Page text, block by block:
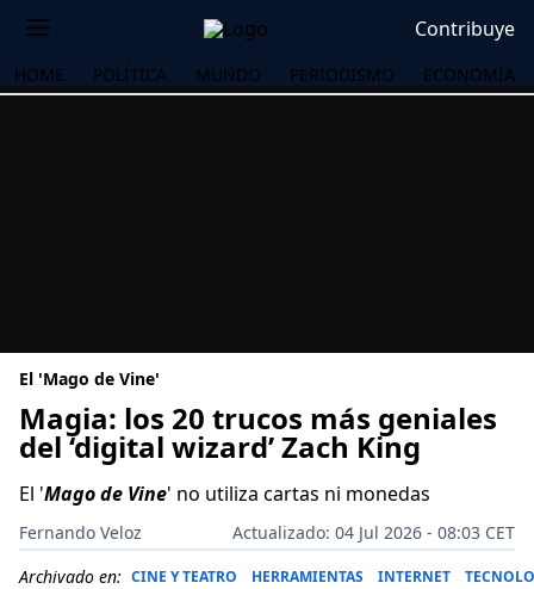
Contribuye
HOME POLÍTICA MUNDO PERIODISMO ECONOMÍA
El 'Mago de Vine'
Magia: los 20 trucos más geniales
del ‘digital wizard’ Zach King
El 'Mago de Vine' no utiliza cartas ni monedas
Fernando Veloz
Actualizado: 04 Jul 2026 - 08:03 CET
Archivado en: CINE Y TEATRO HERRAMIENTAS INTERNET